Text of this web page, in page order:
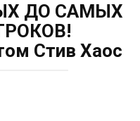
ДО САМЫХ
Стив Хаос